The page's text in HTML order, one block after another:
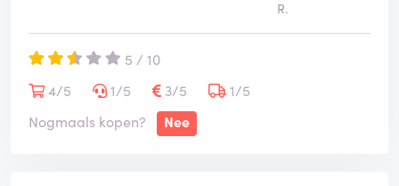
maar er is géén beloofde warme ontvangst,
magnetron, Bluetooth speaker (allemaal niet nodig,
maar beloof het dan dan niet), uitzicht op de
parkeerplaats heet 'bergzicht' En slechts 3
R.
5 / 10
4/5
1/5 3/5
1/5
Nogmaals kopen?
Nee